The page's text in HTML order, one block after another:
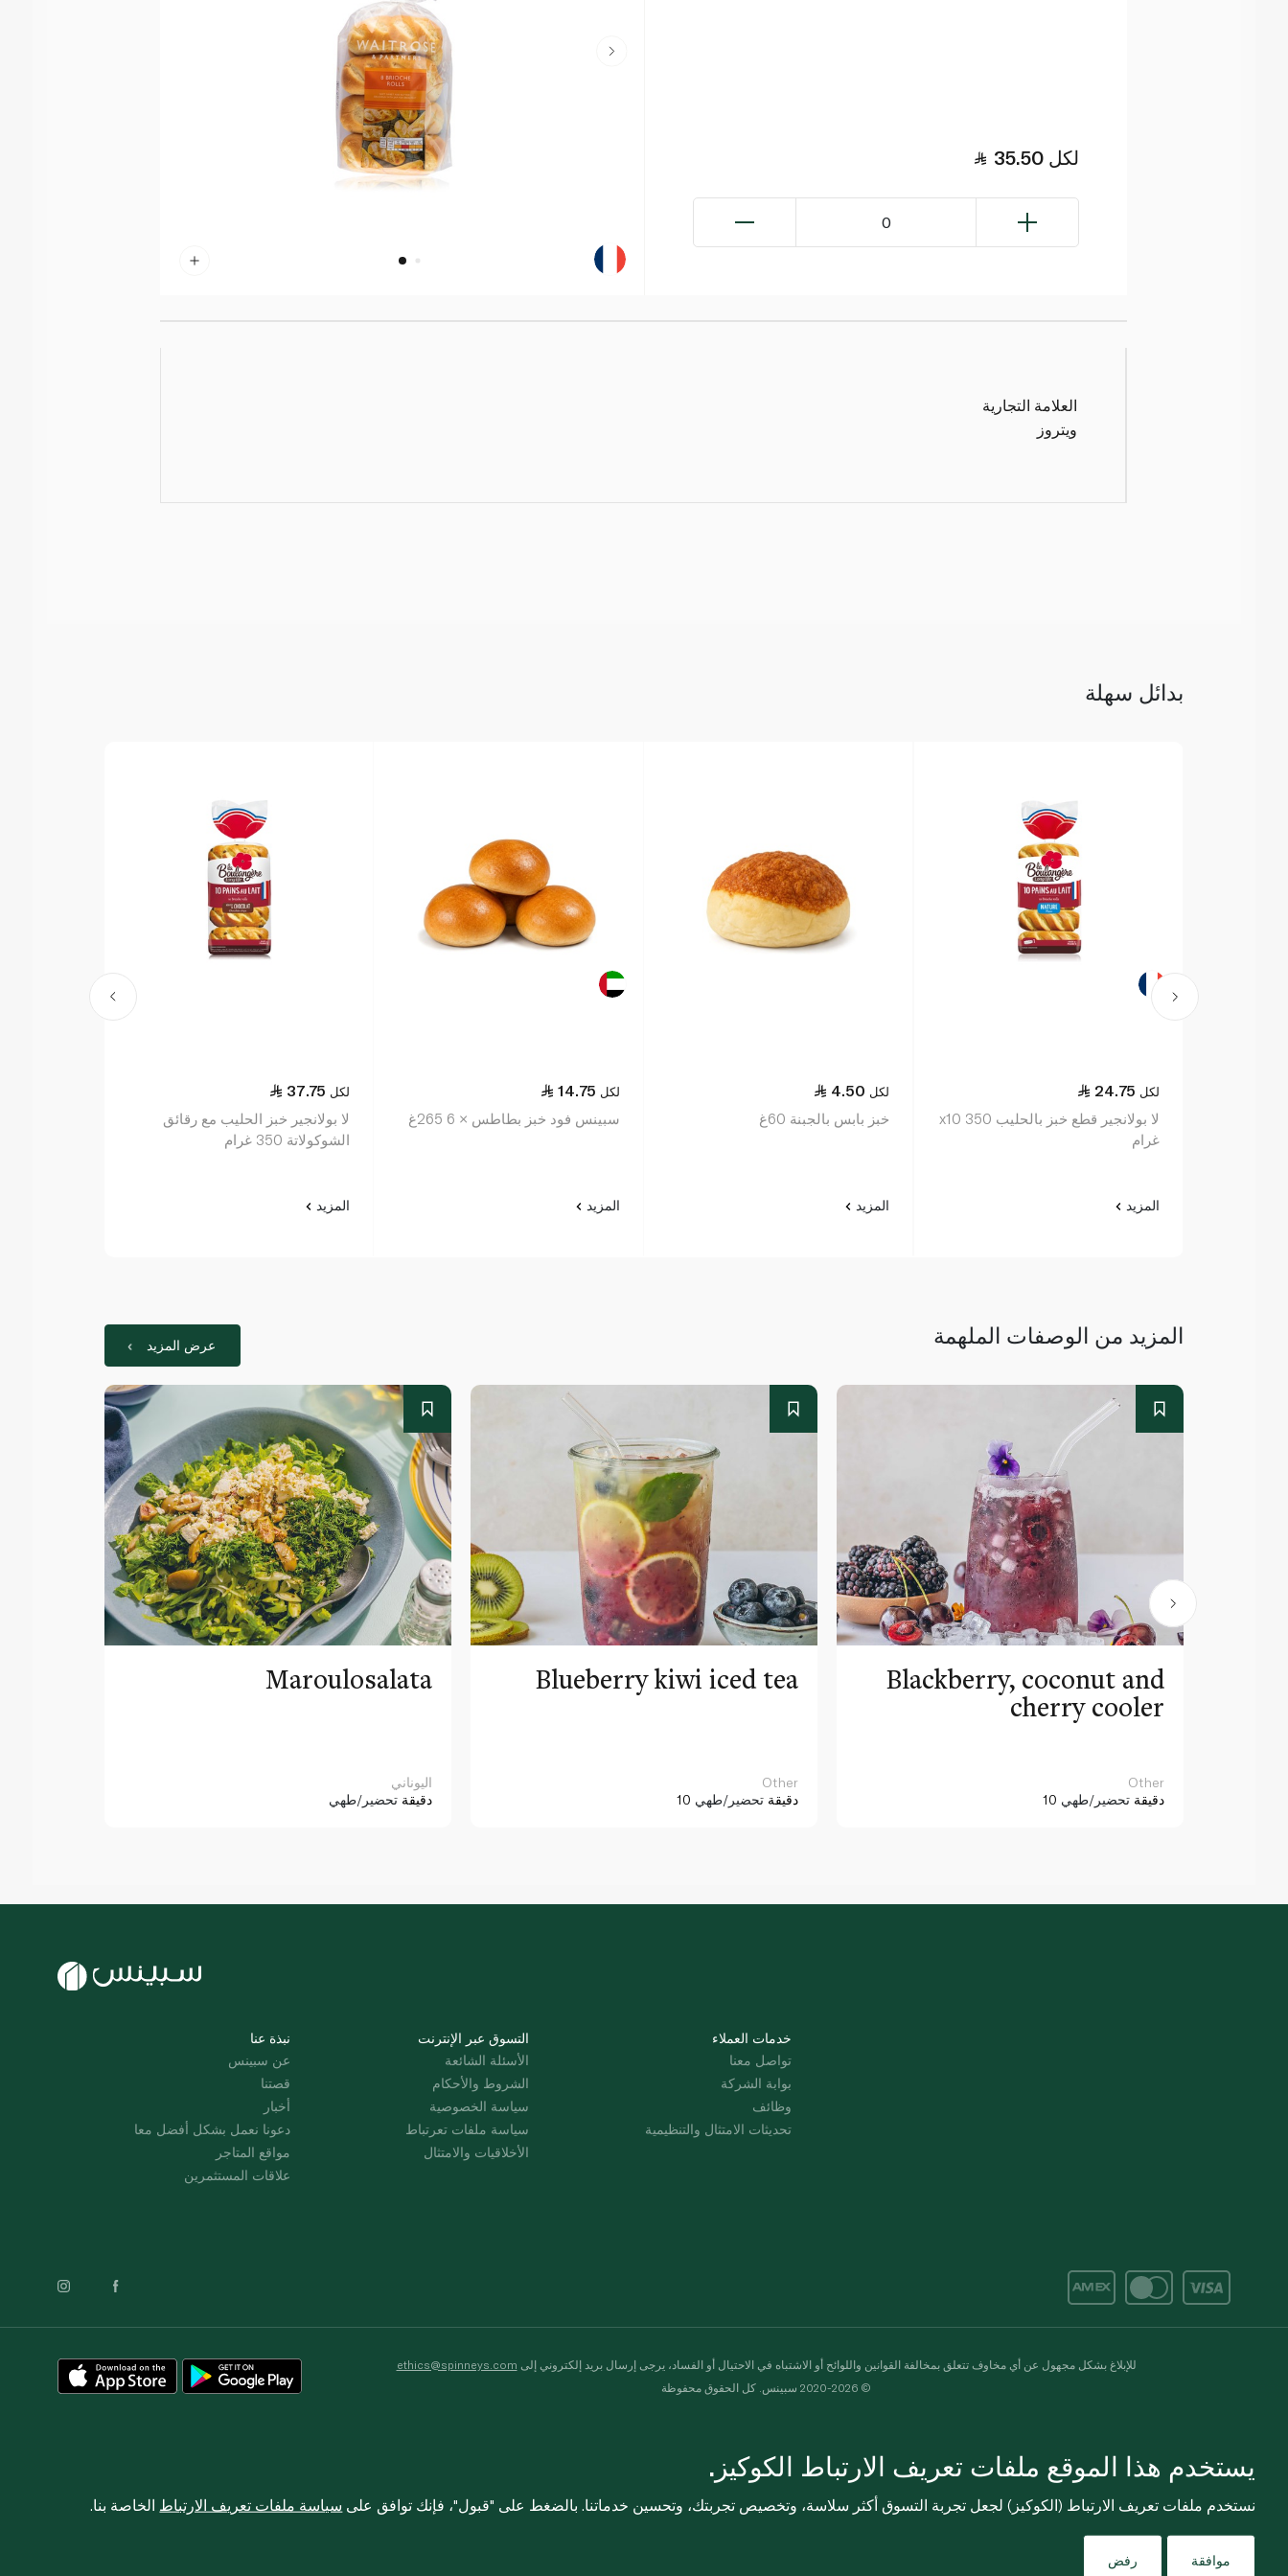
35.50 لكل
0
العلامة التجارية
ويتروز
بدائل سهلة
24.75 لكل
لا بولانجير قطع خبز بالحليب x10 350
غرام
المزيد
4.50 لكل
خبز بابس بالجبنة 60غ
المزيد
14.75 لكل
سبينس فود خبز بطاطس × 6 265غ
المزيد
37.75 لكل
لا بولانجير خبز الحليب مع رقائق
الشوكولاتة 350 غرام
المزيد
المزيد من الوصفات الملهمة عرض المزيد
Maroulosalata
اليوناني
دقيقة تحضير/طهي
Blueberry kiwi iced tea
Other
10 دقيقة تحضير/طهي
Blackberry, coconut and
cherry cooler
Other
10 دقيقة تحضير/طهي
نبذة عنا
عن سبينس
قصتنا
أخبار
دعونا نعمل بشكل أفضل معا
مواقع المتاجر
علاقات المستثمرين
التسوق عبر الإنترنت
الأسئلة الشائعة
الشروط والأحكام
سياسة الخصوصية
سياسة ملفات تعرتباط
الأخلاقيات والامتثال
خدمات العملاء
تواصل معنا
بوابة الشركة
وظائف
تحديثات الامتثال والتنظيمية
للإبلاغ بشكل مجهول عن أي مخاوف تتعلق بمخالفة القوانين واللوائح أو الاشتباه في الاحتيال أو الفساد، يرجى إرسال بريد إلكتروني إلى ethics@spinneys.com
© 2020-2026 سبينس. كل الحقوق محفوظة
يستخدم هذا الموقع ملفات تعريف الارتباط الكوكيز.
نستخدم ملفات تعريف الارتباط (الكوكيز) لجعل تجربة التسوق أكثر سلاسة، وتخصيص تجربتك، وتحسين خدماتنا. بالضغط على "قبول"، فإنك توافق على سياسة ملفات تعريف الارتباط الخاصة بنا.
موافقة رفض